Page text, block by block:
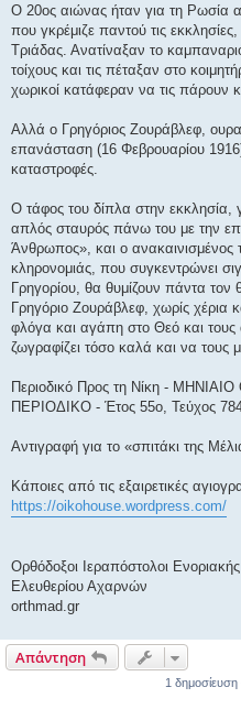
Ο 20ος αιώνας ήταν για τη Ρωσία
που γκρέμιζε παντού τις
Τριάδας. Ανατίναξαν το
τοίχους και τις πέταξαν στο
χωρικοί κατάφεραν να τις πάρουν
Αλλά ο Γρηγόριος Ζουράβλεφ,
επανάσταση (16 Φεβρουαρίου
καταστροφές.
Ο τάφος του δίπλα στην εκκλησία,
απλός σταυρός πάνω του με την
Άνθρωπος», και ο ανακαινισμένος
κληρονομιάς, που συγκεντρώνει
Γρηγορίου, θα θυμίζουν πάντα τον
Γρηγόριο Ζουράβλεφ, χωρίς χέρια
φλόγα και αγάπη στο Θεό και τους
ζωγραφίζει τόσο καλά και να τους
Περιοδικό Προς τη Νίκη -
ΠΕΡΙΟΔΙΚΟ - Έτος 55ο, Τεύχος
Αντιγραφή για το «σπιτάκι της
Κάποιες από τις εξαιρετικές
https://oikohouse.wordpress.com/
Ορθόδοξοι Ιεραπόστολοι
Ελευθερίου Αχαρνών
orthmad.gr
Απάντηση
1 δημοσίευση